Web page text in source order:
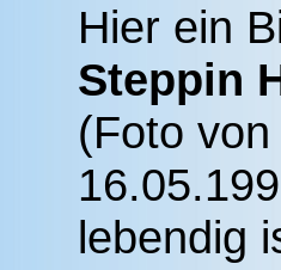
Hier ein
Steppin
(Foto
lebendig